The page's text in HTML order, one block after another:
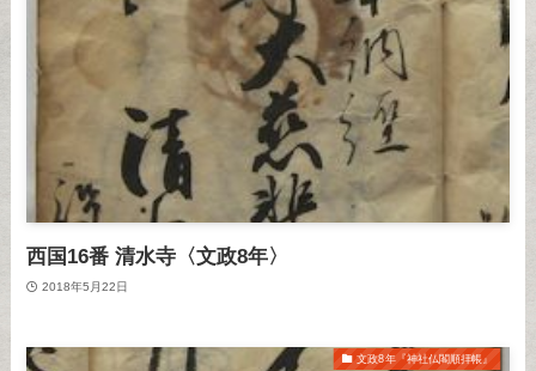
西国16番 清水寺〈文政8年〉
2018年5月22日
文政8年『神社仏閣順拝帳』